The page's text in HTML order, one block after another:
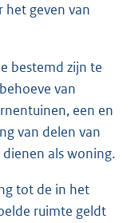
geven van
bestemd zijn te
van
een en
van delen van
als woning.
tot de in het
ruimte geldt